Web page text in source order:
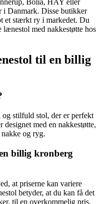
Bolia, HAY eller
i Danmark. Disse butikker
et stærkt ry i markedet. Du
med nakkestøtte hos
til en billig
stilfuld stol, der er perfekt
designet med en nakkestøtte,
og ryg.
billig kronberg
at priserne kan variere
betyder, at du kan få det
til en overkommelig pris.